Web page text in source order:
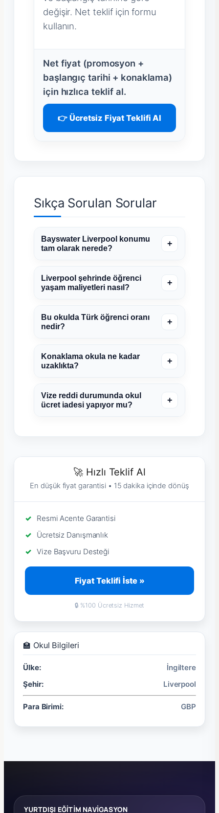
değişir. Net teklif için formu
kullanın.
Net fiyat (promosyon +
başlangıç tarihi + konaklama)
için hızlıca teklif al.
👉 Ücretsiz Fiyat Teklifi Al
Sıkça Sorulan Sorular
Bayswater Liverpool konumu
tam olarak nerede?
+
Liverpool şehrinde öğrenci
yaşam maliyetleri nasıl?
+
Bu okulda Türk öğrenci oranı
nedir?
+
Konaklama okula ne kadar
uzaklıkta?
+
Vize reddi durumunda okul
ücret iadesi yapıyor mu?
+
🚀 Hızlı Teklif Al
En düşük fiyat garantisi • 15 dakika içinde dönüş
Resmi Acente Garantisi
Ücretsiz Danışmanlık
Vize Başvuru Desteği
Fiyat Teklifi İste »
🔒 %100 Ücretsiz Hizmet
🏫 Okul Bilgileri
Ülke:
İngiltere
Şehir:
Liverpool
Para Birimi: GBP
YURTDIŞI EĞİTİM NAVİGASYON